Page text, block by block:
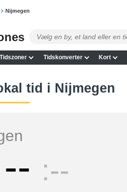
Nijmegen
Tidszoner Tidskonverter Kort
tid i Nijmegen
-- --